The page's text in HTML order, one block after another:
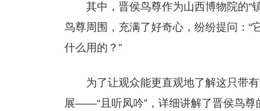
其中，晋侯鸟尊作为山西博物院的“
鸟尊周围，充满了好奇心，纷纷提问：“
什么用的？”
为了让观众能更直观地了解这只带
展——“且听凤吟”，详细讲解了晋侯鸟